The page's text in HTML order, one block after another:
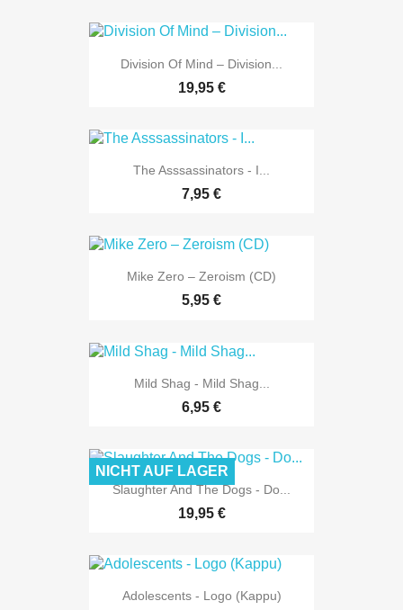
Division Of Mind – Division...
19,95 €
The Asssassinators - I...
7,95 €
Mike Zero – Zeroism (CD)
5,95 €
Mild Shag - Mild Shag...
6,95 €
Slaughter And The Dogs - Do...
19,95 €
NICHT AUF LAGER
Adolescents - Logo (Kappu)